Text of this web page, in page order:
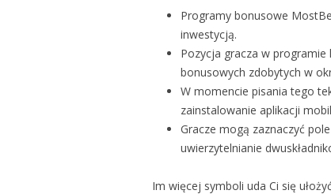
Programy bonusowe
inwestycją.
Pozycja gracza w
bonusowych zdobytych w
W momencie pisania tego
zainstalowanie aplikacji
Gracze mogą zaznaczyć
uwierzytelnianie
Im więcej symboli uda Ci się